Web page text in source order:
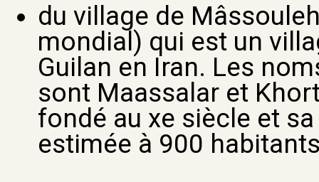
du village de
mondial) qui est un
Guilan en Iran. Les
sont Maassalar et
fondé au xe siècle et
estimée à 900